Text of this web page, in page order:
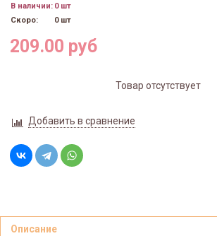
В наличии: 0 шт
Скоро:
0 шт
209.00 руб
Товар отсутствует
Добавить в сравнение
Описание